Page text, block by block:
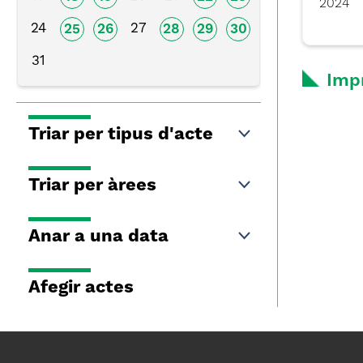
24 25 26 27 28 29 30
31
Triar per tipus d'acte
Triar per àrees
Anar a una data
Afegir actes
2024